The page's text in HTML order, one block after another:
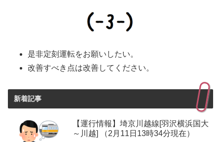
是非定刻運転をお願いしたい。
改善すべき点は改善してください。
新着記事
【運行情報】埼京川越線[羽沢横浜国大
～川越] （2月11日13時34分現在）